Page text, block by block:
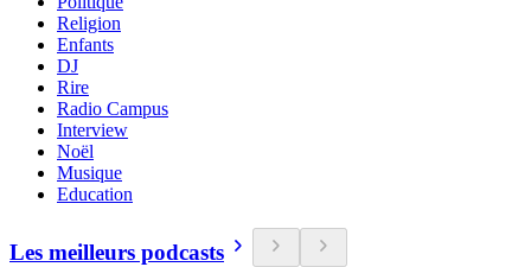
Religion
Enfants
DJ
Rire
Radio Campus
Interview
Noël
Musique
Education
Les meilleurs podcasts